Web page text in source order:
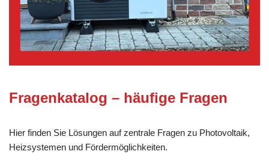
Fragenkatalog – häufige Fragen
Hier finden Sie Lösungen auf zentrale Fragen zu Photovoltaik,
Heizsystemen und Fördermöglichkeiten.